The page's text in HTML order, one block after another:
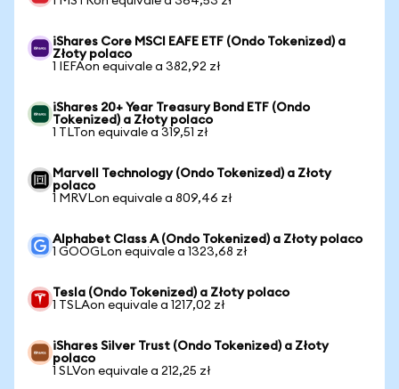
iShares Core MSCI EAFE ETF (Ondo Tokenized) a
Złoty polaco
1 IEFAon equivale a 382,92 zł
iShares 20+ Year Treasury Bond ETF (Ondo
Tokenized) a Złoty polaco
1 TLTon equivale a 319,51 zł
Marvell Technology (Ondo Tokenized) a Złoty
polaco
1 MRVLon equivale a 809,46 zł
Alphabet Class A (Ondo Tokenized) a Złoty polaco
1 GOOGLon equivale a 1323,68 zł
Tesla (Ondo Tokenized) a Złoty polaco
1 TSLAon equivale a 1217,02 zł
iShares Silver Trust (Ondo Tokenized) a Złoty
polaco
1 SLVon equivale a 212,25 zł